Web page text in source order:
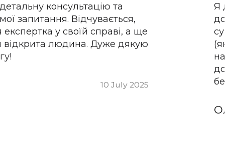
консультацію та
запитання. Відчувається,
у своїй справі, а ще
людина. Дуже дякую
10 July 2025
Я